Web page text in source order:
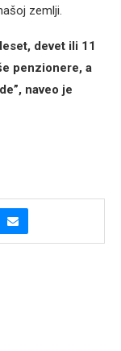
zemlji.
devet ili 11
penzionere, a
naveo je